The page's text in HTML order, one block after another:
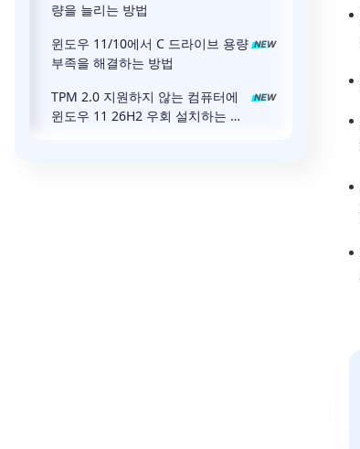
량을 늘리는 방법
윈도우 11/10에서 C 드라이브 용량
부족을 해결하는 방법
TPM 2.0 지원하지 않는 컴퓨터에
윈도우 11 26H2 우회 설치하는 방